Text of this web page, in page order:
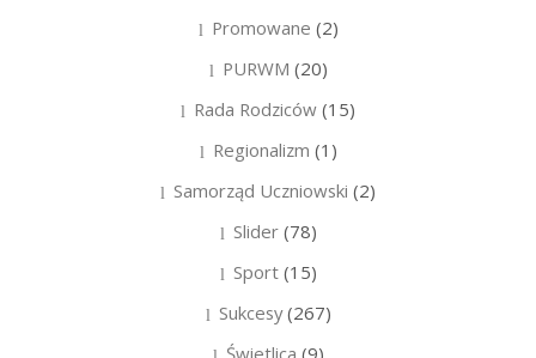
Promowane (2)
PURWM (20)
Rada Rodziców (15)
Regionalizm (1)
Samorząd Uczniowski (2)
Slider(78)
Sport(15)
Sukcesy(267)
Świetlica (9)